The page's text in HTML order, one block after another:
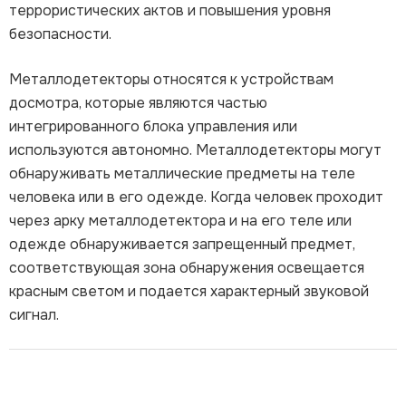
террористических актов и повышения уровня
безопасности.
Металлодетекторы относятся к устройствам
досмотра, которые являются частью
интегрированного блока управления или
используются автономно. Металлодетекторы могут
обнаруживать металлические предметы на теле
человека или в его одежде. Когда человек проходит
через арку металлодетектора и на его теле или
одежде обнаруживается запрещенный предмет,
соответствующая зона обнаружения освещается
красным светом и подается характерный звуковой
сигнал.